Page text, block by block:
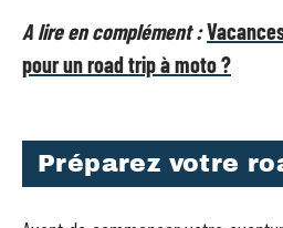
A lire en complément :
pour un road trip à moto ?
Préparez votre